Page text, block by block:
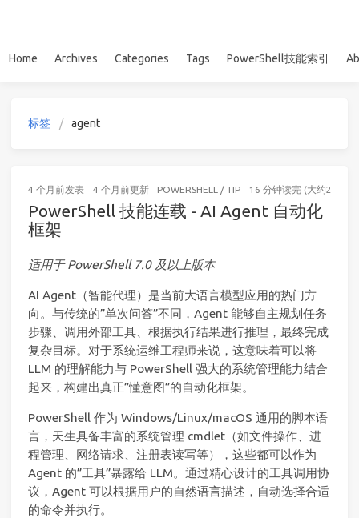
Home Archives Categories Tags PowerShell技能索引
标签 agent
4 个月前发表 4 个月前更新 POWERSHELL / TIP 16 分钟读完 (大约2434
PowerShell 技能连载 - AI Agent 自动化
框架
适用于 PowerShell 7.0 及以上版本
AI Agent（智能代理）是当前大语言模型应用的热门方
向。与传统的”单次问答”不同，Agent 能够自主规划任务
步骤、调用外部工具、根据执行结果进行推理，最终完成
复杂目标。对于系统运维工程师来说，这意味着可以将
LLM 的理解能力与 PowerShell 强大的系统管理能力结合
起来，构建出真正”懂意图”的自动化框架。
PowerShell 作为 Windows/Linux/macOS 通用的脚本语
言，天生具备丰富的系统管理 cmdlet（如文件操作、进
程管理、网络请求、注册表读写等），这些都可以作为
Agent 的”工具”暴露给 LLM。通过精心设计的工具调用协
议，Agent 可以根据用户的自然语言描述，自动选择合适
的命令并执行。